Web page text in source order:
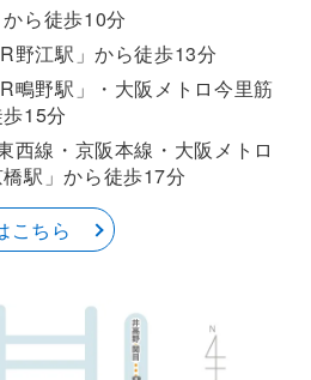
ら徒歩10分
野江駅」から徒歩13分
鴫野駅」・大阪メトロ今里筋
15分
西線・京阪本線・大阪メトロ
駅」から徒歩17分
こちら